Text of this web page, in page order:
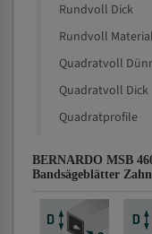
Rundvoll Dick
Rundvoll
Quadratvoll
Quadratvoll Dick
Quadratprofile
BERNARDO MSB
Bandsägeblätter